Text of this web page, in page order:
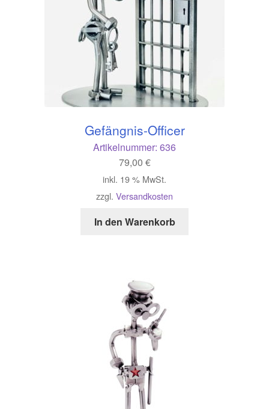
Gefängnis-Officer
Artikelnummer: 636
79,00 €
inkl. 19 % MwSt.
zzgl. Versandkosten
In den Warenkorb